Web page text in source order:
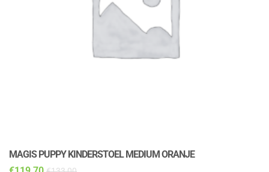
MAGIS PUPPY KINDERSTOEL MEDIUM ORANJE